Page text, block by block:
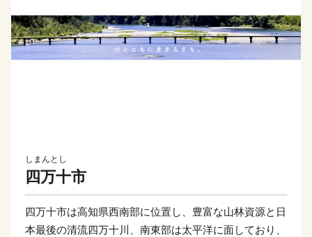
しまんとし
四万十市
四万十市は高知県西南部に位置し、豊富な山林資源と日
本最後の清流四万十川、南東部は太平洋に面しており、